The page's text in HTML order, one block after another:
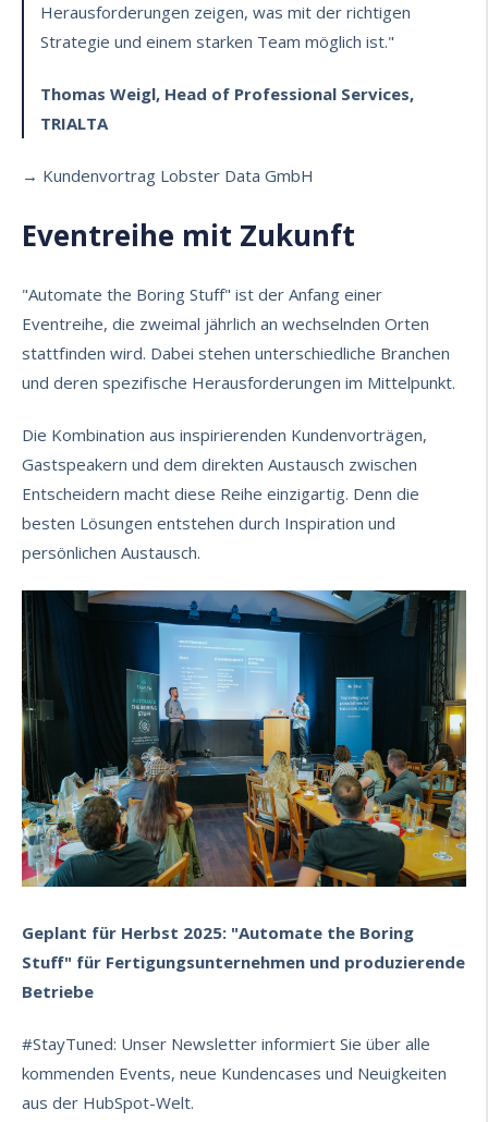
Herausforderungen zeigen, was mit der richtigen
Strategie und einem starken Team möglich ist."
Thomas Weigl, Head of Professional Services,
TRIALTA
→ Kundenvortrag Lobster Data GmbH
Eventreihe mit Zukunft
"Automate the Boring Stuff" ist der Anfang einer
Eventreihe, die zweimal jährlich an wechselnden Orten
stattfinden wird. Dabei stehen unterschiedliche Branchen
und deren spezifische Herausforderungen im Mittelpunkt.
Die Kombination aus inspirierenden Kundenvorträgen,
Gastspeakern und dem direkten Austausch zwischen
Entscheidern macht diese Reihe einzigartig. Denn die
besten Lösungen entstehen durch Inspiration und
persönlichen Austausch.
Geplant für Herbst 2025: "Automate the Boring
Stuff" für Fertigungsunternehmen und produzierende
Betriebe
#StayTuned: Unser Newsletter informiert Sie über alle
kommenden Events, neue Kundencases und Neuigkeiten
aus der HubSpot-Welt.